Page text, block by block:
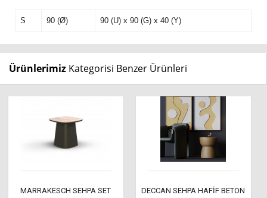
S 90 (Ø) 90 (U) x 90 (G) x 40 (Y)
Ürünlerimiz Kategorisi Benzer Ürünleri
MARRAKESCH SEHPA SET DECCAN SEHPA HAFİF BETON